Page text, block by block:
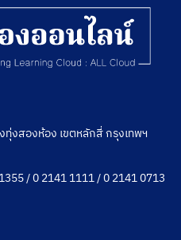
งสองห้อง เขตหลักสี่ กรุงเทพฯ
/ 0 2141 1111 / 0 2141 0713